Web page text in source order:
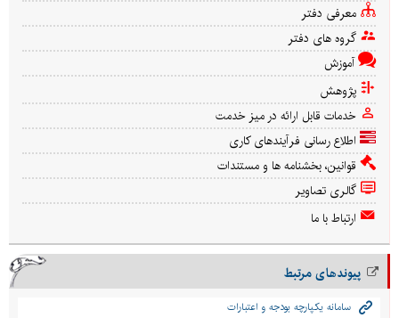
معرفی دفتر
گروه های دفتر
آموزش
پژوهش
خدمات قابل ارائه در میز خدمت
اطلاع رسانی فرآیندهای کاری
قوانین، بخشنامه ها و مستندات
گالری تصاویر
ارتباط با ما
پیوندهای مرتبط
سامانه يكپارچه بودجه و اعتبارات